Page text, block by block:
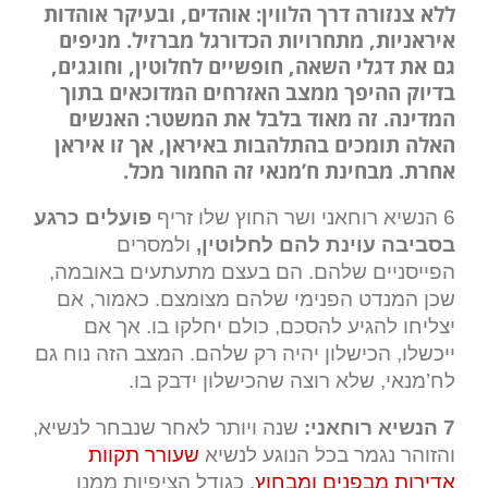
ללא צנזורה דרך הלווין: אוהדים, ובעיקר אוהדות
איראניות, מתחרויות הכדורגל מברזיל. מניפים
גם את דגלי השאה, חופשיים לחלוטין, וחוגגים,
בדיוק ההיפך ממצב האזרחים המדוכאים בתוך
המדינה. זה מאוד בלבל את המשטר: האנשים
האלה תומכים בהתלהבות באיראן, אך זו איראן
אחרת. מבחינת ח’מנאי זה החמור מכל.
6 הנשיא רוחאני ושר החוץ שלו זריף
פועלים כרגע
בסביבה עוינת להם לחלוטין, ולמסרים
הפייסניים שלהם. הם בעצם מתעתעים באובמה,
שכן המנדט הפנימי שלהם מצומצם. כאמור, אם
יצליחו להגיע להסכם, כולם יחלקו בו. אך אם
ייכשלו, הכישלון יהיה רק שלהם. המצב הזה נוח גם
לח’מנאי, שלא רוצה שהכישלון ידבק בו.
7 הנשיא רוחאני:
שנה ויותר לאחר שנבחר לנשיא,
והזוהר נגמר בכל הנוגע לנשיא שעורר תקוות
אדירות מבפנים ומבחוץ. כגודל הציפיות ממנו